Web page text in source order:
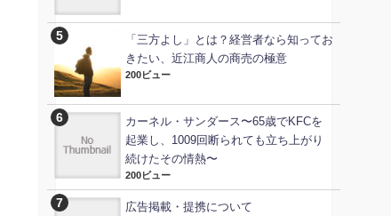
「三方よし」とは？経営者なら知ってお
きたい、近江商人の商売の極意
200ビュー
カーネル・サンダース〜65歳でKFCを
起業し、1009回断られても立ち上がり
続けたその情熱〜
200ビュー
広告掲載・提携について